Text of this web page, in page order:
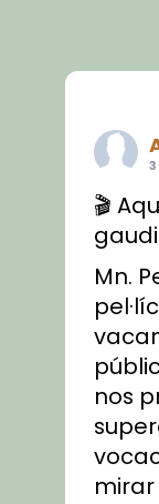
🎬
Mn.
nos
mirar